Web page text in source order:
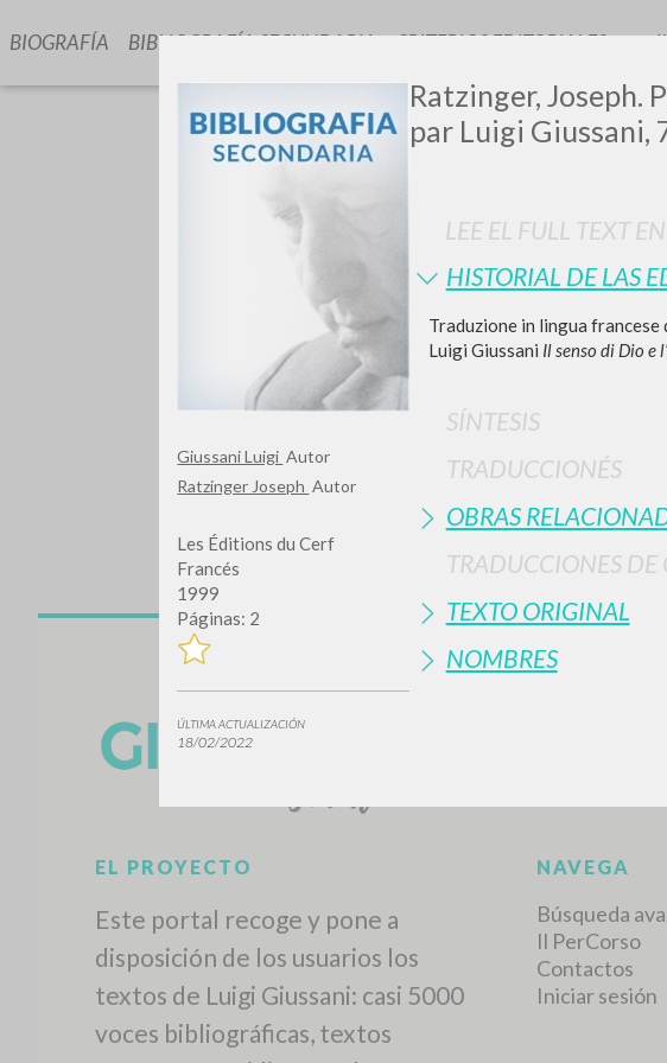
Giussani Luigi Autor
Ratzinger Joseph Autor
Les Éditions du Cerf
Francés
1999
Páginas: 2
ÚLTIMA ACTUALIZACIÓN
18/02/2022
Ratzinger, Joseph.
par Luigi Giussani,
LEE EL FULL TEXT
HISTORIAL DE LAS
Traduzione in lingua
Luigi Giussani Il senso di Dio e
SÍNTESIS
TRADUCCIONÉS
OBRAS
TRADUCCIONES
TEXTO ORIGINAL
NOMBRES
BIOGRAFÍA BIBLIOGRAFÍA SECUNDARIA CRITERIOS EDITORIALES
¿Quieres resultados
0
TIPOLOGÍA
EL PROYECTO
Este portal recoge y pone a
NAVEGA